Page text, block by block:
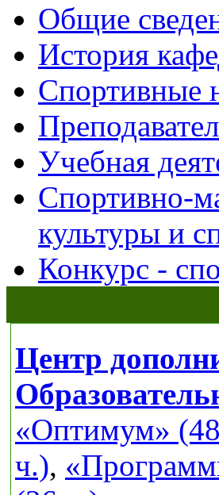
Общие
История
Спортивные
Учебная
Спортивно-
культуры и
Конкурс -
Центр
«Оптимум»
ч.),